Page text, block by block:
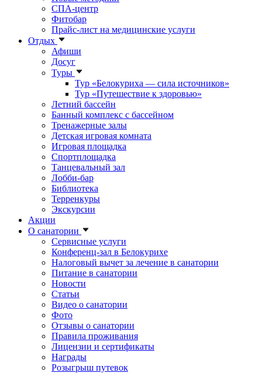
СПА-центр
Фитобар
Прайс-лист на медицинские услуги
Отдых
Афиши
Досуг
Туры
Тур «Белокуриха — сила источников»
Тур «Путешествие к здоровью»
Летний бассейн
Банный комплекс с бассейном
Тренажерные залы
Детская игровая комната
Игровая площадка
Спортплощадка
Танцевальный зал
Лобби-бар
Библиотека
Терренкуры
Экскурсии
Акции
О санатории
Сервисные услуги
Конференц-зал в Белокурихе
Налоговый вычет за лечение в санатории
Питание в санатории
Новости
Статьи
Видео о санатории
Фото
Отзывы о санатории
Правила проживания
Лицензии и сертификаты
Награды
Розыгрыш путевок